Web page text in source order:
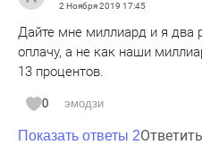
2 Ноября 2019 17:45
Дайте мне миллиард и я два
оплачу, а не как наши
13 процентов.
0 эмодзи
Показать ответы 2Ответить